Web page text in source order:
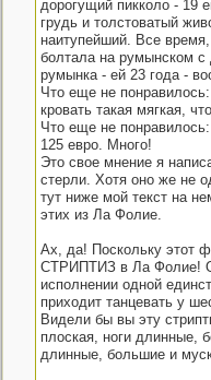
дорогущий пикколо - 19
грудь и толстоватый
наитупейший. Все
болтала на румынском с
румынка - ей 23 года -
Что еще не
кровать такая мягкая,
Что еще не
125 евро. Много!
Это свое мнение я
стерли. Хотя оно же не
тут ниже мой текст на
этих из Ла Фолие.
Ах, да! Поскольку этот
СТРИПТИЗ в Ла Фолие!
исполнении одной
приходит танцевать у
Видели бы вы эту
плоская, ноги длинные,
длинные, большие и